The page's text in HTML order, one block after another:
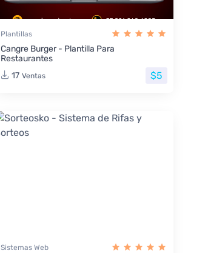
Plantillas
Cangre Burger - Plantilla Para
Restaurantes
17 Ventas $5
Sistemas Web